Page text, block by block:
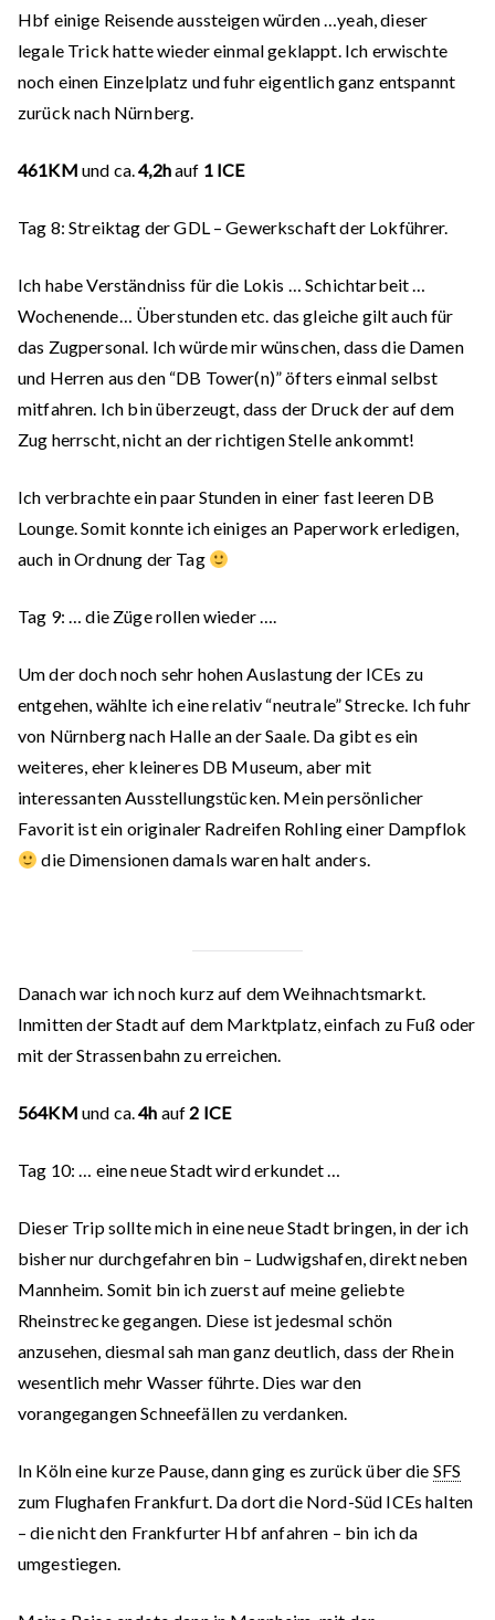
Hbf einige Reisende aussteigen würden …yeah, dieser
legale Trick hatte wieder einmal geklappt. Ich erwischte
noch einen Einzelplatz und fuhr eigentlich ganz entspannt
zurück nach Nürnberg.
461KM und ca.4,2hauf 1 ICE
Tag 8: Streiktag der GDL – Gewerkschaft der Lokführer.
Ich habe Verständniss für die Lokis … Schichtarbeit …
Wochenende… Überstunden etc. das gleiche gilt auch für
das Zugpersonal. Ich würde mir wünschen, dass die Damen
und Herren aus den “DB Tower(n)” öfters einmal selbst
mitfahren. Ich bin überzeugt, dass der Druck der auf dem
Zug herrscht, nicht an der richtigen Stelle ankommt!
Ich verbrachte ein paar Stunden in einer fast leeren DB
Lounge. Somit konnte ich einiges an Paperwork erledigen,
auch in Ordnung der Tag
Tag 9: … die Züge rollen wieder ….
Um der doch noch sehr hohen Auslastung der ICEs zu
entgehen, wählte ich eine relativ “neutrale” Strecke. Ich fuhr
von Nürnberg nach Halle an der Saale. Da gibt es ein
weiteres, eher kleineres DB Museum, aber mit
interessanten Ausstellungstücken. Mein persönlicher
Favorit ist ein originaler Radreifen Rohling einer Dampflok
die Dimensionen damals waren halt anders.
Danach war ich noch kurz auf dem Weihnachtsmarkt.
Inmitten der Stadt auf dem Marktplatz, einfach zu Fuß oder
mit der Strassenbahn zu erreichen.
564KM und ca.4h auf 2 ICE
Tag 10: … eine neue Stadt wird erkundet …
Dieser Trip sollte mich in eine neue Stadt bringen, in der ich
bisher nur durchgefahren bin – Ludwigshafen, direkt neben
Mannheim. Somit bin ich zuerst auf meine geliebte
Rheinstrecke gegangen. Diese ist jedesmal schön
anzusehen, diesmal sah man ganz deutlich, dass der Rhein
wesentlich mehr Wasser führte. Dies war den
vorangegangen Schneefällen zu verdanken.
In Köln eine kurze Pause, dann ging es zurück über die SFS
zum Flughafen Frankfurt. Da dort die Nord-Süd ICEs halten
– die nicht den Frankfurter Hbf anfahren – bin ich da
umgestiegen.